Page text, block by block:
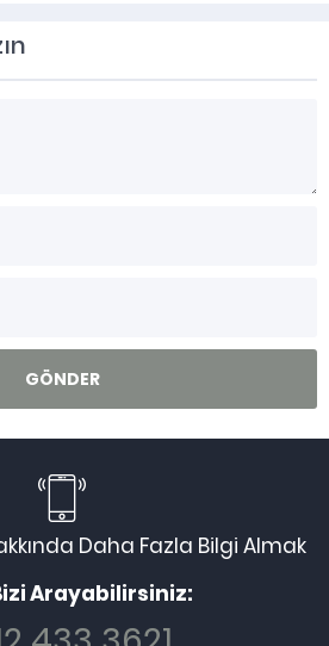
Daha Fazla Bilgi Almak
Arayabilirsiniz: